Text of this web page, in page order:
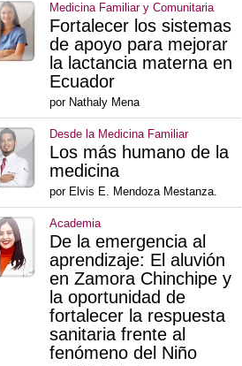
Medicina Familiar y Comunitaria
Fortalecer los sistemas
de apoyo para mejorar
la lactancia materna en
Ecuador
por Nathaly Mena
Desde la Medicina Familiar
Los más humano de la
medicina
por Elvis E. Mendoza Mestanza.
Academia
De la emergencia al
aprendizaje: El aluvión
en Zamora Chinchipe y
la oportunidad de
fortalecer la respuesta
sanitaria frente al
fenómeno del Niño